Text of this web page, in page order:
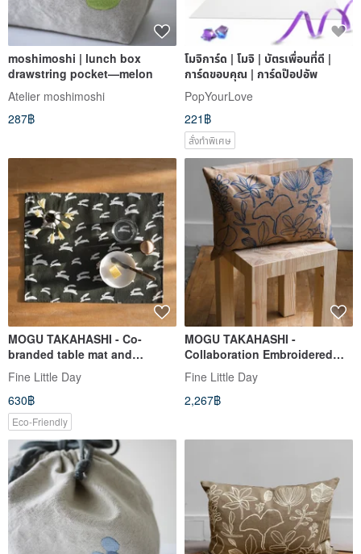
moshimoshi | lunch box
drawstring pocket—melon
Atelier moshimoshi
287฿
โมจิการ์ด | โมจิ | บัตรเพื่อนที่ดี |
การ์ดขอบคุณ | การ์ดป๊อปอัพ
PopYourLove
221฿
สั่งทำพิเศษ
MOGU TAKAHASHI - Co-
branded table mat and
placemat RABBIT PLACE MAT,
GREEN
Fine Little Day
630฿
Eco-Friendly
MOGU TAKAHASHI -
Collaboration Embroidered
Cushion Cover BOTANIC
LEAVES, BROWN (38.5x58 cm)
Fine Little Day
2,267฿